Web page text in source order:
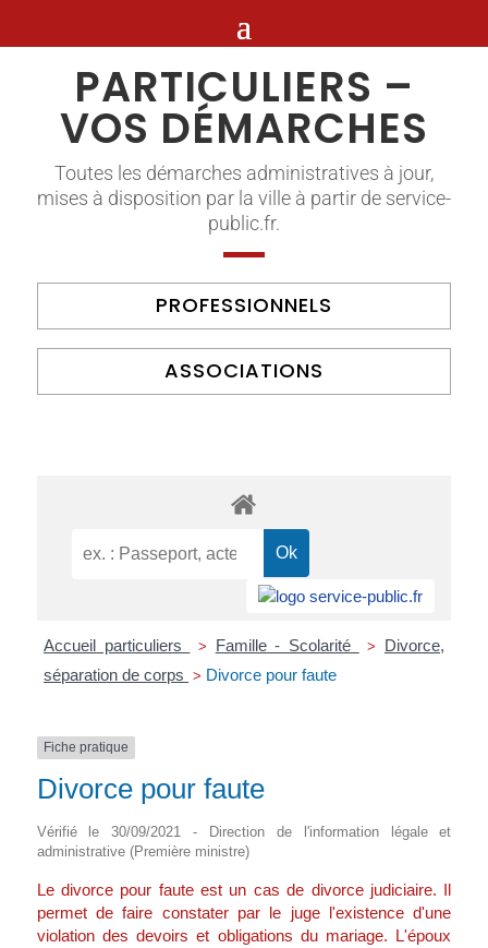
PARTICULIERS –
VOS DÉMARCHES
Toutes les démarches administratives à jour,
mises à disposition par la ville à partir de service-
public.fr.
PROFESSIONNELS
ASSOCIATIONS
Accueil particuliers > Famille - Scolarité >
Divorce,
séparation de corps > Divorce pour faute
Fiche pratique
Divorce pour faute
Vérifié le 30/09/2021 - Direction de l'information légale et
administrative (Première ministre)
Le divorce pour faute est un cas de divorce judiciaire. Il
permet de faire constater par le juge l'existence d'une
violation des devoirs et obligations du mariage. L'époux